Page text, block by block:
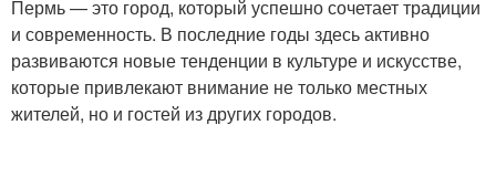
Пермь — это город, который успешно сочетает традиции
и современность. В последние годы здесь активно
развиваются новые тенденции в культуре и искусстве,
которые привлекают внимание не только местных
жителей, но и гостей из других городов.